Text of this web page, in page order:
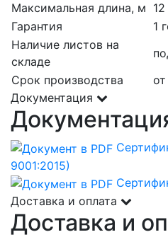
Максимальная длина, м 12
Гарантия
1
Наличие листов на
складе
Срок производства
Документация
9001:2015)
Доставка и оплата
Доставка и